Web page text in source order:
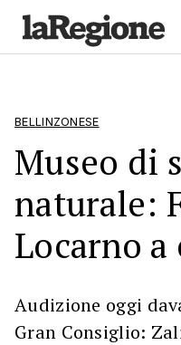
BELLINZONESE
Museo di
naturale:
Locarno
Audizione oggi
Gran Consiglio: